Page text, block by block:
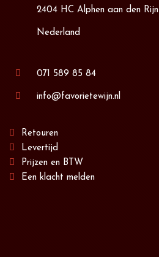
2404 HC Alphen aan den Rijn
Nederland
071 589 85 84
info@favorietewijn.nl
Retouren
Levertijd
Prijzen en BTW
Een klacht melden